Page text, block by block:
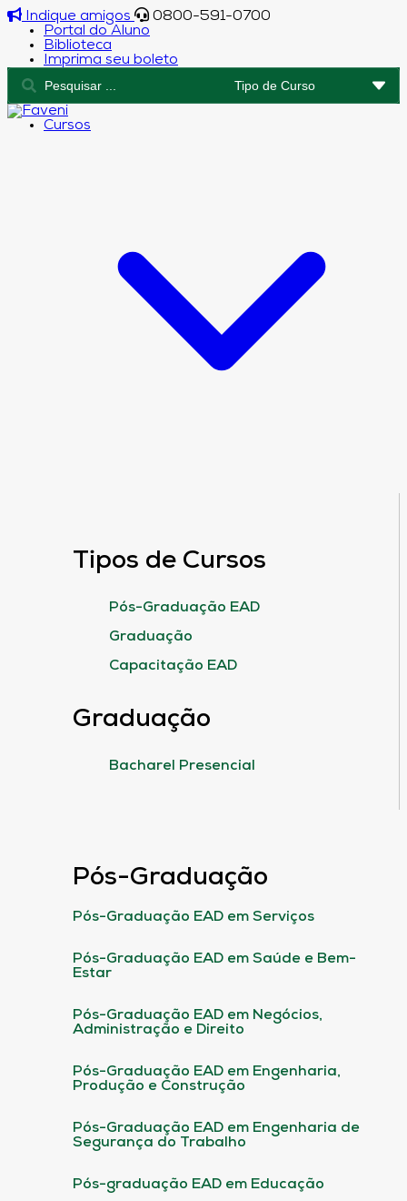
Indique amigos
0800-591-0700
Portal do Aluno
Biblioteca
Imprima seu boleto
Cursos
Tipos de Cursos
Pós-Graduação EAD
Graduação
Capacitação EAD
Graduação
Bacharel Presencial
Pós-Graduação
Pós-Graduação EAD em Serviços
Pós-Graduação EAD em Saúde e Bem-
Estar
Pós-Graduação EAD em Negócios,
Administração e Direito
Pós-Graduação EAD em Engenharia,
Produção e Construção
Pós-Graduação EAD em Engenharia de
Segurança do Trabalho
Pós-graduação EAD em Educação